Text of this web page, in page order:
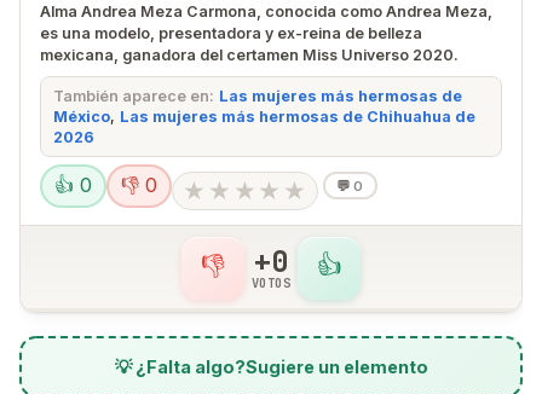
Alma Andrea Meza Carmona, conocida como Andrea Meza,
es una modelo, presentadora y ex-reina de belleza
mexicana, ganadora del certamen Miss Universo 2020.
También aparece en: Las mujeres más hermosas de
México, Las mujeres más hermosas de Chihuahua de
2026
👍 0 👎 0 ★ ★ ★ ★ ★ 💬 0
👍
+0
VOTOS
👎
💡 ¿Falta algo?Sugiere un elemento